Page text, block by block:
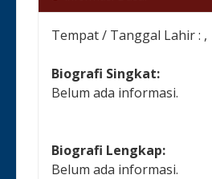
Tempat / Tanggal Lahir : ,
Biografi Singkat:
Belum ada informasi.
Biografi Lengkap:
Belum ada informasi.